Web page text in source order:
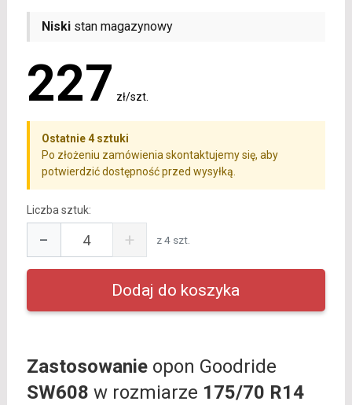
Niskistan magazynowy
227 zł/szt.
Ostatnie 4 sztuki
Po złożeniu zamówienia skontaktujemy się, aby
potwierdzić dostępność przed wysyłką.
Liczba sztuk:
− + z 4 szt.
Zastosowanieopon Goodride
SW608 w rozmiarze 175/70 R14